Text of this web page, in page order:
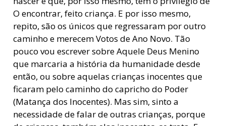
O encontrar, feito criança. E por isso mesmo,
repito, são os únicos que regressaram por outro
caminho e merecem Votos de Ano Novo. Tão
pouco vou escrever sobre Aquele Deus Menino
que marcaria a história da humanidade desde
então, ou sobre aquelas crianças inocentes que
ficaram pelo caminho do capricho do Poder
(Matança dos Inocentes). Mas sim, sinto a
necessidade de falar de outras crianças, porque